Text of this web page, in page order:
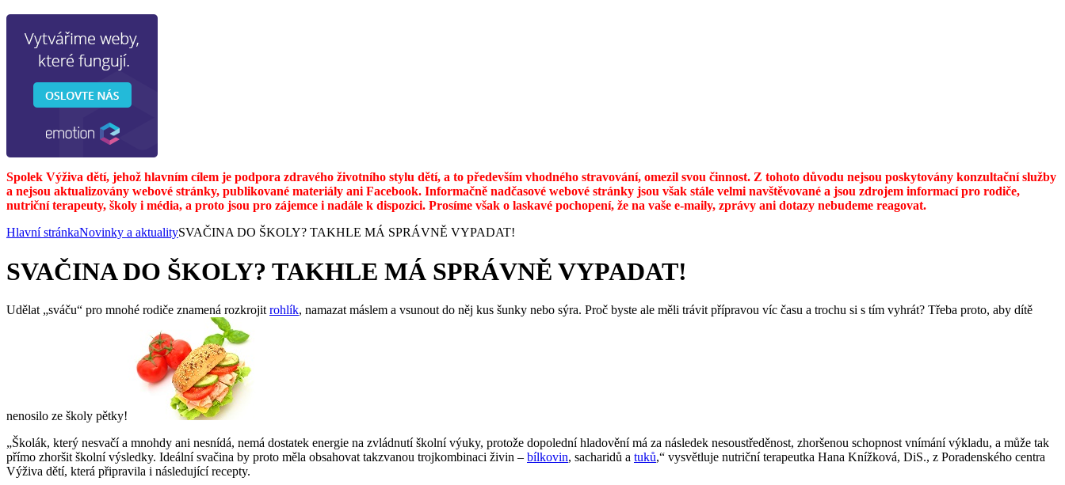
Spolek Výživa dětí, jehož hlavním cílem je podpora zdravého životního stylu dětí, a to především vhodného stravování, omezil svou činnost. Z tohoto důvodu nejsou poskytovány konzultační služby
a nejsou aktualizovány webové stránky, publikované materiály ani Facebook. Informačně nadčasové webové stránky jsou však stále velmi navštěvované a jsou zdrojem informací pro rodiče,
nutriční terapeuty, školy i média, a proto jsou pro zájemce i nadále k dispozici. Prosíme však o laskavé pochopení, že na vaše e-maily, zprávy ani dotazy nebudeme reagovat.
Hlavní stránkaNovinky a aktualitySVAČINA DO ŠKOLY? TAKHLE MÁ SPRÁVNĚ VYPADAT!
SVAČINA DO ŠKOLY? TAKHLE MÁ SPRÁVNĚ VYPADAT!
Udělat „sváču“ pro mnohé rodiče znamená rozkrojit rohlík, namazat máslem a vsunout do něj kus šunky nebo sýra. Proč byste ale měli trávit přípravou víc času a trochu si s tím vyhrát? Třeba proto, aby dítě
nenosilo ze školy pětky!
„Školák, který nesvačí a mnohdy ani nesnídá, nemá dostatek energie na zvládnutí školní výuky, protože dopolední hladovění má za následek nesoustředěnost, zhoršenou schopnost vnímání výkladu, a může tak
přímo zhoršit školní výsledky. Ideální svačina by proto měla obsahovat takzvanou trojkombinaci živin – bílkovin, sacharidů a tuků,“ vysvětluje nutriční terapeutka Hana Knížková, DiS., z Poradenského centra
Výživa dětí, která připravila i následující recepty.